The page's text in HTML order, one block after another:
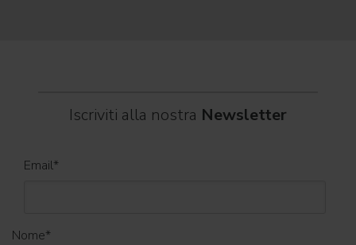
Iscriviti alla nostra Newsletter
Email*
Nome*